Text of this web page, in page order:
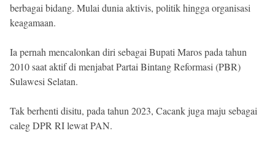
berbagai bidang. Mulai dunia aktivis, politik hingga organisasi
keagamaan.
Ia pernah mencalonkan diri sebagai Bupati Maros pada tahun
2010 saat aktif di menjabat Partai Bintang Reformasi (PBR)
Sulawesi Selatan.
Tak berhenti disitu, pada tahun 2023, Cacank juga maju sebagai
caleg DPR RI lewat PAN.